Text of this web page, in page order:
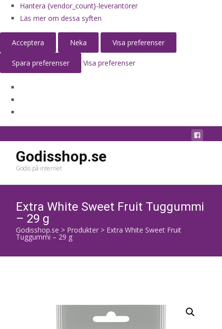
Hantera {vendor_count}-leverantörer
Läs mer om dessa syften
Acceptera Neka Visa preferenser
Spara preferenser Visa preferenser
Godisshop.se
Godis på internet
Extra White Sweet Fruit Tuggummi
– 29 g
Godisshop.se > Produkter > Extra White Sweet Fruit
Tuggummi – 29 g